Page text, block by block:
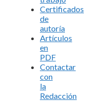
Certificados
de
autoría
Artículos
en
PDF
Contactar
con
la
Redacción